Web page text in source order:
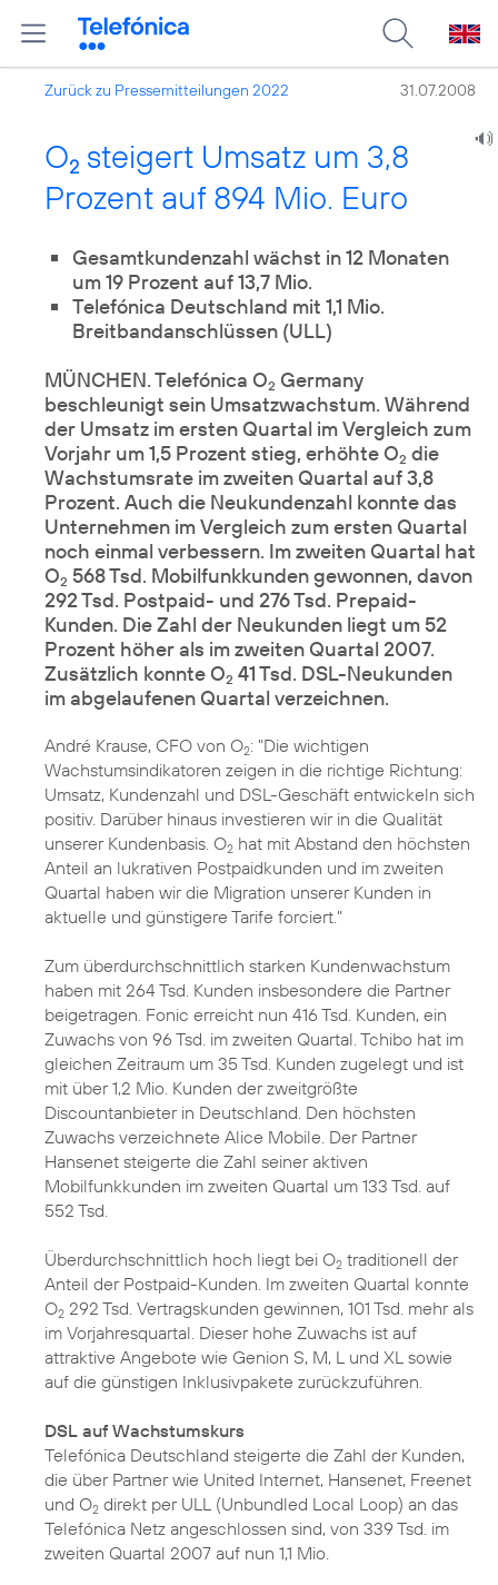
Zurück zu Pressemitteilungen 2022 31.07.2008
O2 steigert Umsatz um 3,8
Prozent auf 894 Mio. Euro
Gesamtkundenzahl wächst in 12 Monaten
um 19 Prozent auf 13,7 Mio.
Telefónica Deutschland mit 1,1 Mio.
Breitbandanschlüssen (ULL)
MÜNCHEN. Telefónica O2 Germany
beschleunigt sein Umsatzwachstum. Während
der Umsatz im ersten Quartal im Vergleich zum
Vorjahr um 1,5 Prozent stieg, erhöhte O2 die
Wachstumsrate im zweiten Quartal auf 3,8
Prozent. Auch die Neukundenzahl konnte das
Unternehmen im Vergleich zum ersten Quartal
noch einmal verbessern. Im zweiten Quartal hat
O2 568 Tsd. Mobilfunkkunden gewonnen, davon
292 Tsd. Postpaid- und 276 Tsd. Prepaid-
Kunden. Die Zahl der Neukunden liegt um 52
Prozent höher als im zweiten Quartal 2007.
Zusätzlich konnte O2 41 Tsd. DSL-Neukunden
im abgelaufenen Quartal verzeichnen.
André Krause, CFO von O2: "Die wichtigen
Wachstumsindikatoren zeigen in die richtige Richtung:
Umsatz, Kundenzahl und DSL-Geschäft entwickeln sich
positiv. Darüber hinaus investieren wir in die Qualität
unserer Kundenbasis. O2 hat mit Abstand den höchsten
Anteil an lukrativen Postpaidkunden und im zweiten
Quartal haben wir die Migration unserer Kunden in
aktuelle und günstigere Tarife forciert."
Zum überdurchschnittlich starken Kundenwachstum
haben mit 264 Tsd. Kunden insbesondere die Partner
beigetragen. Fonic erreicht nun 416 Tsd. Kunden, ein
Zuwachs von 96 Tsd. im zweiten Quartal. Tchibo hat im
gleichen Zeitraum um 35 Tsd. Kunden zugelegt und ist
mit über 1,2 Mio. Kunden der zweitgrößte
Discountanbieter in Deutschland. Den höchsten
Zuwachs verzeichnete Alice Mobile. Der Partner
Hansenet steigerte die Zahl seiner aktiven
Mobilfunkkunden im zweiten Quartal um 133 Tsd. auf
552 Tsd.
Überdurchschnittlich hoch liegt bei O2 traditionell der
Anteil der Postpaid-Kunden. Im zweiten Quartal konnte
O2 292 Tsd. Vertragskunden gewinnen, 101 Tsd. mehr als
im Vorjahresquartal. Dieser hohe Zuwachs ist auf
attraktive Angebote wie Genion S, M, L und XL sowie
auf die günstigen Inklusivpakete zurückzuführen.
DSL auf Wachstumskurs
Telefónica Deutschland steigerte die Zahl der Kunden,
die über Partner wie United Internet, Hansenet, Freenet
und O2 direkt per ULL (Unbundled Local Loop) an das
Telefónica Netz angeschlossen sind, von 339 Tsd. im
zweiten Quartal 2007 auf nun 1,1 Mio.